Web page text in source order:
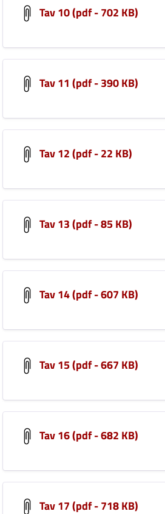
Tav 10 (pdf - 702 KB)
Tav 11 (pdf - 390 KB)
Tav 12 (pdf - 22 KB)
Tav 13 (pdf - 85 KB)
Tav 14 (pdf - 607 KB)
Tav 15 (pdf - 667 KB)
Tav 16 (pdf - 682 KB)
Tav 17 (pdf - 718 KB)